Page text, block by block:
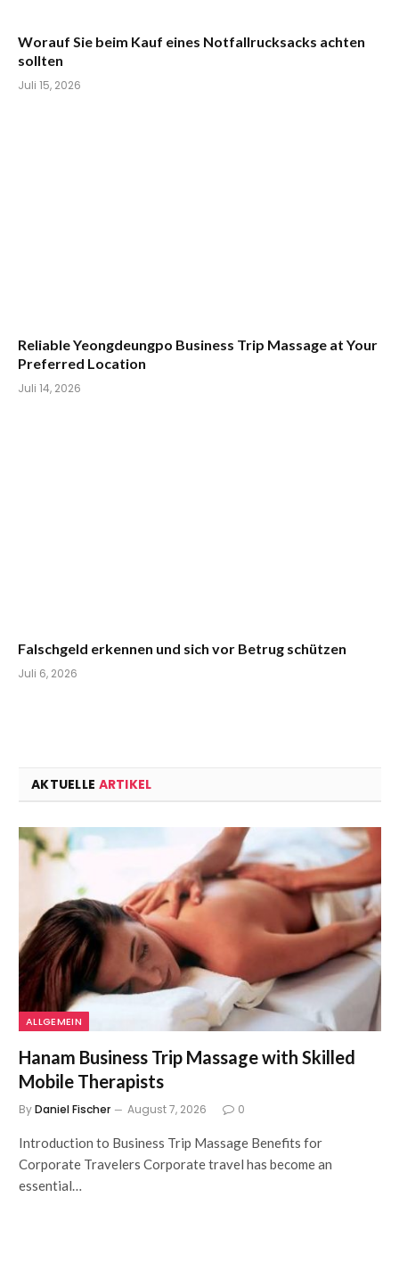
Worauf Sie beim Kauf eines Notfallrucksacks achten
sollten
Juli 15, 2026
Reliable Yeongdeungpo Business Trip Massage at Your
Preferred Location
Juli 14, 2026
Falschgeld erkennen und sich vor Betrug schützen
Juli 6, 2026
AKTUELLE ARTIKEL
ALLGEMEIN
Hanam Business Trip Massage with Skilled
Mobile Therapists
ByDaniel Fischer August 7, 2026 0
Introduction to Business Trip Massage Benefits for
Corporate Travelers Corporate travel has become an
essential…